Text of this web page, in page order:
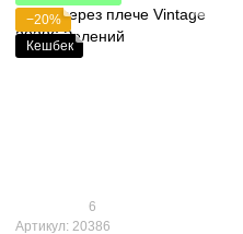
−20%
Кешбек
6
Артикул: 20386